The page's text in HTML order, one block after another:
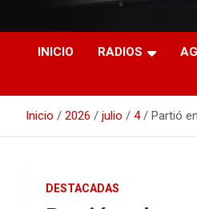
RO
INICIO RADIOS
Inicio 2026 julio 4 Partió
DESTACADAS